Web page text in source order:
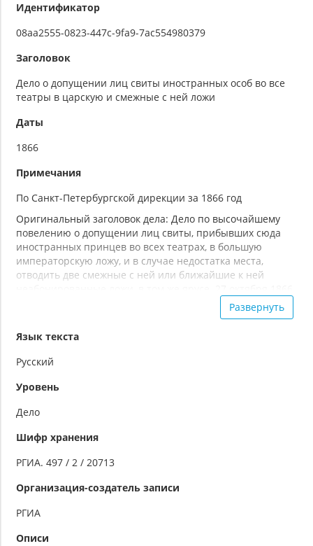
Идентификатор
08aa2555-0823-447c-9fa9-7ac554980379
Заголовок
Дело о допущении лиц свиты иностранных особ во все
театры в царскую и смежные с ней ложи
Даты
1866
Примечания
По Санкт-Петербургской дирекции за 1866 год
Оригинальный заголовок дела: Дело по высочайшему
повелению о допущении лиц свиты, прибывших сюда
иностранных принцев во всех театрах, в большую
императорскую ложу, и в случае недостатка места,
отводить две смежные с ней или ближайшие к ней
Развернуть
Язык текста
Русский
Уровень
Дело
Шифр хранения
РГИА. 497 / 2 / 20713
Организация-создатель записи
РГИА
Описи